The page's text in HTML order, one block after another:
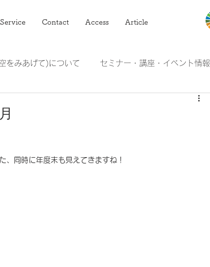
Service Contact Access Article
をみあげて)について セミナー・講座・イベント情報
、同時に年度末も見えてきますね！